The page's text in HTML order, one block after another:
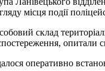
місця події
склад
опитали
оперативно